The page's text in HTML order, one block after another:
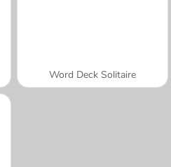
Word Deck Solitaire